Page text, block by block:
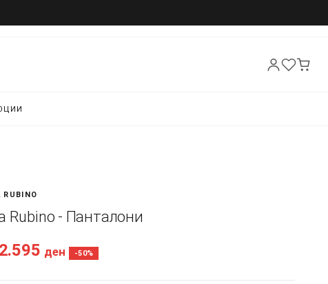
RUBINO
Rubino - Панталони
ден -50%